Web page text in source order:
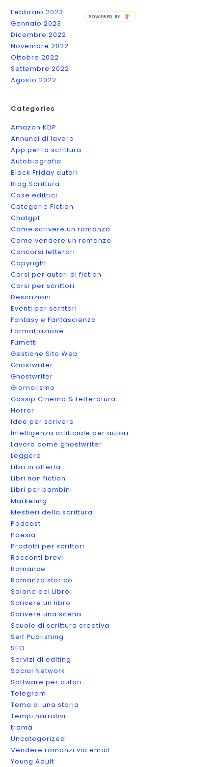
Febbraio 2023
Gennaio 2023
Dicembre 2022
Novembre 2022
Ottobre 2022
Settembre 2022
Agosto 2022
Categories
Amazon KDP
Annunci di lavoro
App per la scrittura
Autobiografia
Black Friday autori
Blog Scrittura
Case editrici
Categorie Fiction
Chatgpt
Come scrivere un romanzo
Come vendere un romanzo
Concorsi letterari
Copyright
Corsi per autori di fiction
Corsi per scrittori
Descrizioni
Eventi per scrittori
Fantasy e Fantascienza
Formattazione
Fumetti
Gestione Sito Web
Ghostwriter
Ghostwriter
Giornalismo
Gossip Cinema & Letteratura
Horror
Idee per scrivere
Intelligenza artificiale per autori
Lavoro come ghostwriter
Leggere
Libri in offerta
Libri non fiction
Libri per bambini
Marketing
Mestieri della scrittura
Podcast
Poesia
Prodotti per scrittori
Racconti brevi
Romance
Romanzo storico
Salone del Libro
Scrivere un libro
Scrivere una scena
Scuole di scrittura creativa
Self Publishing
SEO
Servizi di editing
Social Network
Software per autori
Telegram
Tema di una storia
Tempi narrativi
trama
Uncategorized
Vendere romanzi via email
Young Adult
POWERED BY